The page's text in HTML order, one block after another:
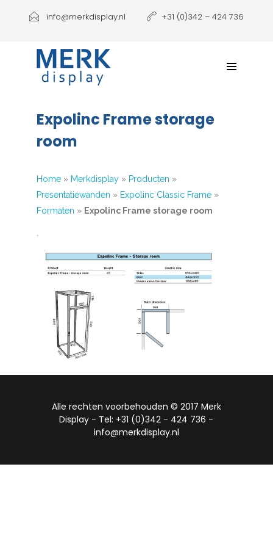
Producten
Klantbeleving
info@merkdisplay.nl +31 (0)342 – 424 736
Expolinc Frame storage
room
Home» Merkdisplay» Producten »
Presentatiewanden » Expolinc Classic Frame»
Formaten » Expolinc Frame storage room
`
Alle rechten voorbehouden © 2017 Merk
Display - Tel: +31 (0)342 - 424 736 -
info@merkdisplay.nl